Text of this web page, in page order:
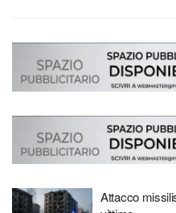
Attacco